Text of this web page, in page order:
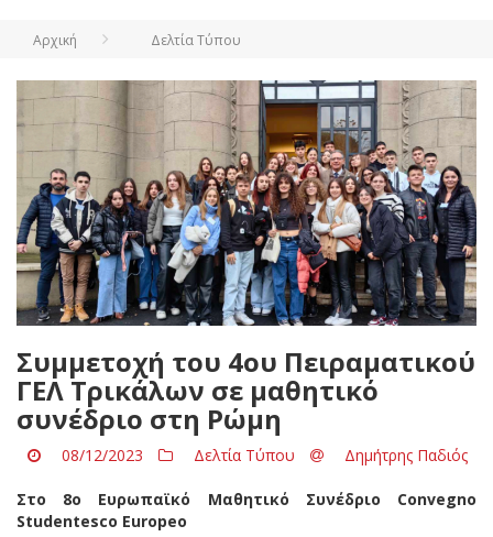
Αρχική Δελτία Τύπου
Συμμετοχή του 4ου Πειραματικού
ΓΕΛ Τρικάλων σε μαθητικό
συνέδριο στη Ρώμη
08/12/2023 Δελτία Τύπου Δημήτρης Παδιός
Στο 8ο Ευρωπαϊκό Μαθητικό Συνέδριο Convegno
Studentesco Europeo